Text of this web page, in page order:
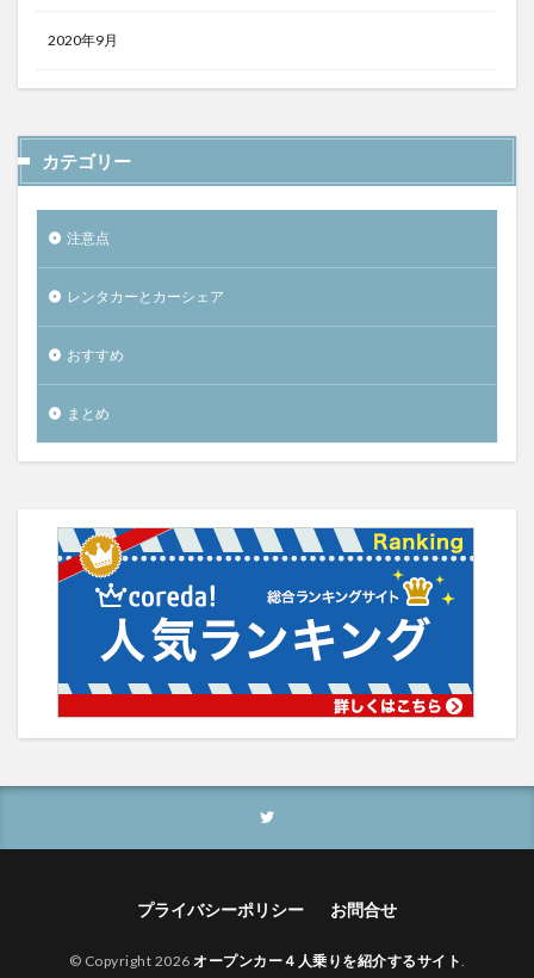
2020年9月
カテゴリー
注意点
レンタカーとカーシェア
おすすめ
まとめ
プライバシーポリシー お問合せ
© Copyright 2026 オープンカー４人乗りを紹介するサイト.